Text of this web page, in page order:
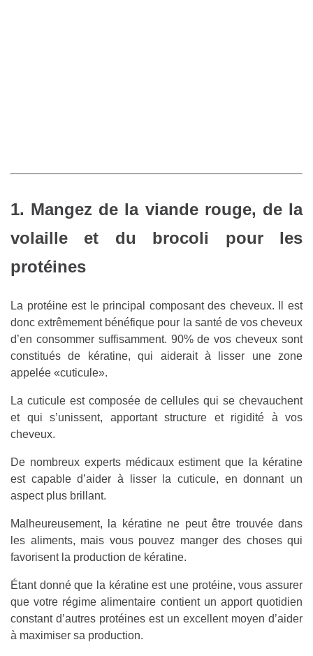
1. Mangez de la viande rouge, de la
volaille et du brocoli pour les
protéines
La protéine est le principal composant des cheveux. Il est
donc extrêmement bénéfique pour la santé de vos cheveux
d’en consommer suffisamment. 90% de vos cheveux sont
constitués de kératine, qui aiderait à lisser une zone
appelée «cuticule».
La cuticule est composée de cellules qui se chevauchent
et qui s’unissent, apportant structure et rigidité à vos
cheveux.
De nombreux experts médicaux estiment que la kératine
est capable d’aider à lisser la cuticule, en donnant un
aspect plus brillant.
Malheureusement, la kératine ne peut être trouvée dans
les aliments, mais vous pouvez manger des choses qui
favorisent la production de kératine.
Étant donné que la kératine est une protéine, vous assurer
que votre régime alimentaire contient un apport quotidien
constant d’autres protéines est un excellent moyen d’aider
à maximiser sa production.